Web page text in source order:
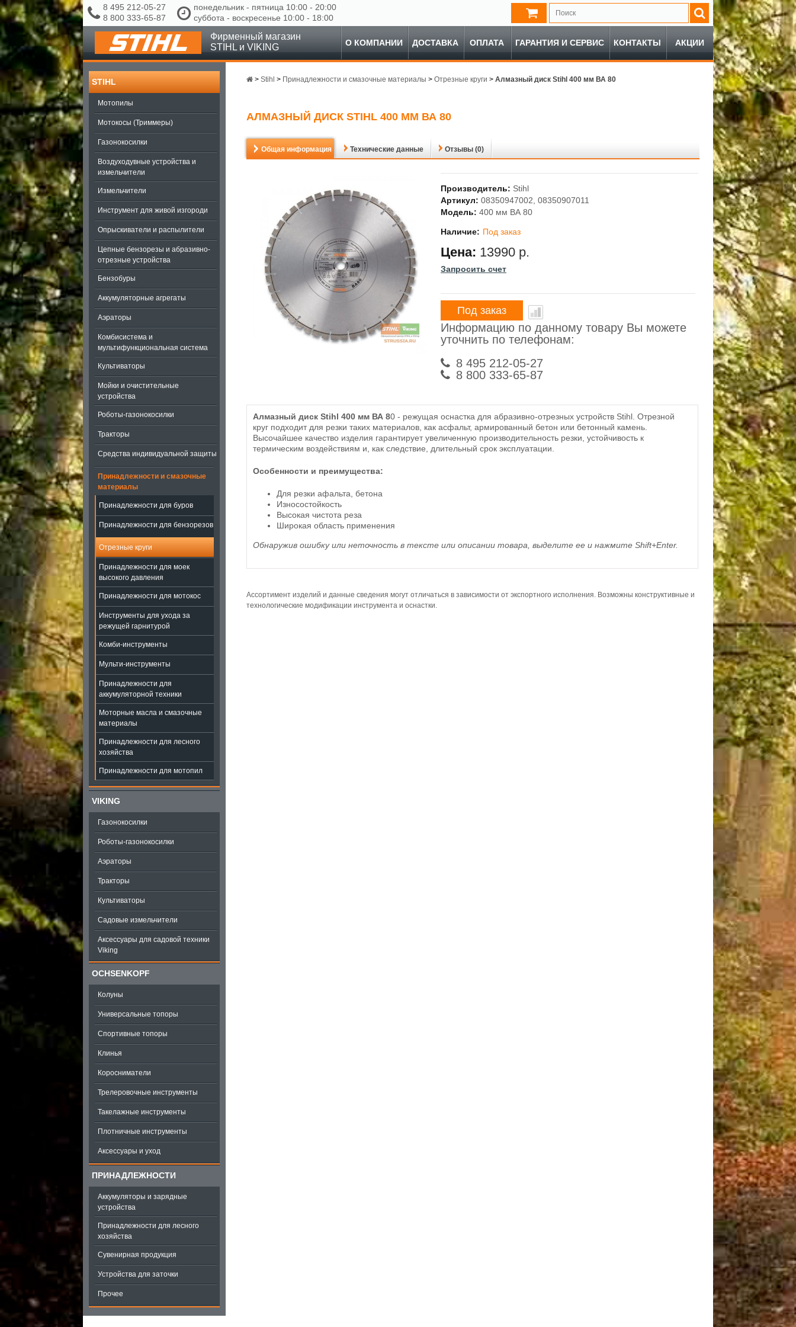
8 495 212-05-27
8 800 333-65-87
понедельник - пятница 10:00 - 20:00
суббота - воскресенье 10:00 - 18:00
Фирменный магазин
STIHL и VIKING
О КОМПАНИИ ДОСТАВКА ОПЛАТА ГАРАНТИЯ И СЕРВИС КОНТАКТЫ АКЦИИ
STIHL
Мотопилы
Мотокосы (Триммеры)
Газонокосилки
Воздуходувные устройства и
измельчители
Измельчители
Инструмент для живой изгороди
Опрыскиватели и распылители
Цепные бензорезы и абразивно-
отрезные устройства
Бензобуры
Аккумуляторные агрегаты
Аэраторы
Комбисистема и
мультифункциональная система
Культиваторы
Мойки и очистительные
устройства
Роботы-газонокосилки
Тракторы
Средства индивидуальной защиты
Принадлежности и смазочные
материалы
Принадлежности для буров
Принадлежности для бензорезов
Отрезные круги
Принадлежности для моек
высокого давления
Принадлежности для мотокос
Инструменты для ухода за
режущей гарнитурой
Комби-инструменты
Мульти-инструменты
Принадлежности для
аккумуляторной техники
Моторные масла и смазочные
материалы
Принадлежности для лесного
хозяйства
Принадлежности для мотопил
VIKING
Газонокосилки
Роботы-газонокосилки
Аэраторы
Тракторы
Культиваторы
Садовые измельчители
Аксессуары для садовой техники
Viking
OCHSENKOPF
Колуны
Универсальные топоры
Спортивные топоры
Клинья
Коросниматели
Трелеровочные инструменты
Такелажные инструменты
Плотничные инструменты
Аксессуары и уход
ПРИНАДЛЕЖНОСТИ
Аккумуляторы и зарядные
устройства
Принадлежности для лесного
хозяйства
Сувенирная продукция
Устройства для заточки
Прочее
> Stihl > Принадлежности и смазочные материалы > Отрезные круги > Алмазный диск Stihl 400 мм ВА 80
АЛМАЗНЫЙ ДИСК STIHL 400 ММ ВА 80
Общая информация Технические данные Отзывы (0)
Производитель: Stihl
Артикул: 08350947002, 08350907011
Модель: 400 мм ВА 80
Наличие: Под заказ
Цена: 13990 р.
Запросить счет
Под заказ
Информацию по данному товару Вы можете
уточнить по телефонам:
8 495 212-05-27
8 800 333-65-87
Алмазный диск Stihl 400 мм ВА 80 - режущая оснастка для абразивно-отрезных устройств Stihl. Отрезной
круг подходит для резки таких материалов, как асфальт, армированный бетон или бетонный камень.
Высочайшее качество изделия гарантирует увеличенную производительность резки, устойчивость к
термическим воздействиям и, как следствие, длительный срок эксплуатации.
Особенности и преимущества:
Для резки афальта, бетона
Износостойкость
Высокая чистота реза
Широкая область применения
Обнаружив ошибку или неточность в тексте или описании товара, выделите ее и нажмите Shift+Enter.
Ассортимент изделий и данные сведения могут отличаться в зависимости от экспортного исполнения. Возможны конструктивные и
технологические модификации инструмента и оснастки.